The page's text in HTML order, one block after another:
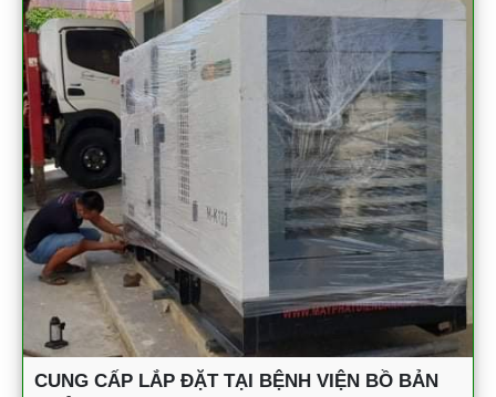
CUNG CẤP LẮP ĐẶT TẠI BỆNH VIỆN BỒ BẢN